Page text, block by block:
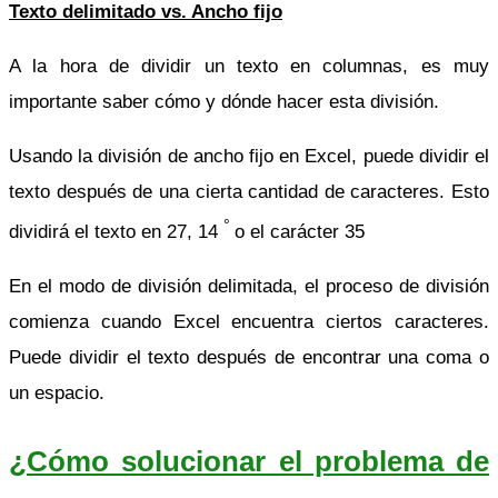
Texto delimitado vs. Ancho fijo
A la hora de dividir un texto en columnas, es muy
importante saber cómo y dónde hacer esta división.
Usando la división de ancho fijo en Excel, puede dividir el
texto después de una cierta cantidad de caracteres. Esto
dividirá el texto en 27, 14 ° o el carácter 35
En el modo de división delimitada, el proceso de división
comienza cuando Excel encuentra ciertos caracteres.
Puede dividir el texto después de encontrar una coma o
un espacio.
¿Cómo solucionar el problema de